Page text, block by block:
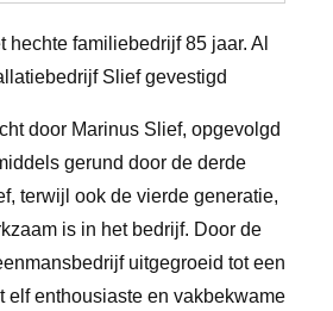
hechte familiebedrijf 85 jaar. Al
Slief gevestigd
door Marinus Slief, opgevolgd
gerund door de derde
terwijl ook de vierde generatie,
is in het bedrijf. Door de
uitgegroeid tot een
elf enthousiaste en vakbekwame